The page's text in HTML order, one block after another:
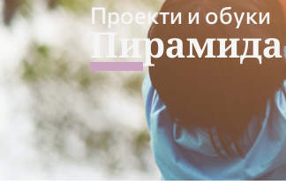
Проекти и обуки
Пирамида